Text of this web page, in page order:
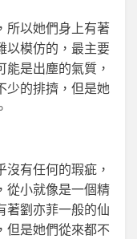
以她們身上有著
以模仿的，最主要
是出塵的氣質，
少的排擠，但是她
有任何的瑕疵，
從小就像是一個精
著劉亦菲一般的仙
但是她們從來都不